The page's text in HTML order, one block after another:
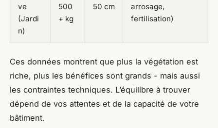
ve
(Jardi
n)
500
+ kg
50 cm
arrosage,
fertilisation)
Ces données montrent que plus la végétation est
riche, plus les bénéfices sont grands - mais aussi
les contraintes techniques. L’équilibre à trouver
dépend de vos attentes et de la capacité de votre
bâtiment.